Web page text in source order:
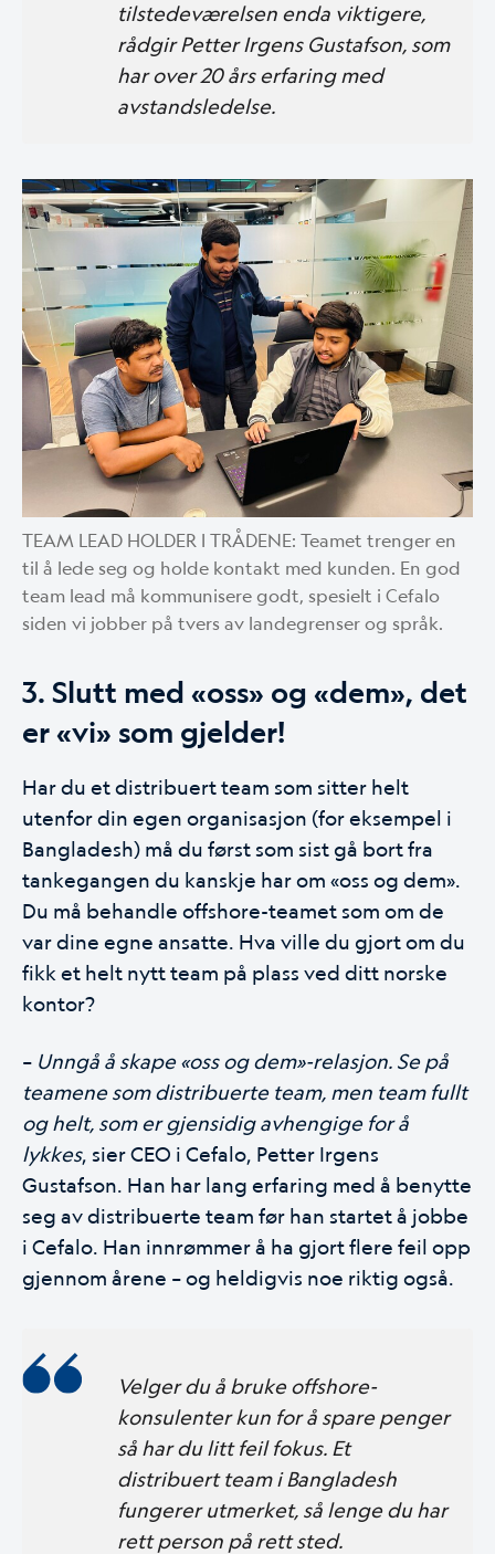
tilstedeværelsen enda viktigere,
rådgir Petter Irgens Gustafson, som
har over 20 års erfaring med
avstandsledelse.
TEAM LEAD HOLDER I TRÅDENE: Teamet trenger en
til å lede seg og holde kontakt med kunden. En god
team lead må kommunisere godt, spesielt i Cefalo
siden vi jobber på tvers av landegrenser og språk.
3. Slutt med «oss» og «dem», det
er «vi» som gjelder!
Har du et distribuert team som sitter helt
utenfor din egen organisasjon (for eksempel i
Bangladesh) må du først som sist gå bort fra
tankegangen du kanskje har om «oss og dem».
Du må behandle offshore-teamet som om de
var dine egne ansatte. Hva ville du gjort om du
fikk et helt nytt team på plass ved ditt norske
kontor?
– Unngå å skape «oss og dem»-relasjon. Se på
teamene som distribuerte team, men team fullt
og helt, som er gjensidig avhengige for å
lykkes, sier CEO i Cefalo, Petter Irgens
Gustafson. Han har lang erfaring med å benytte
seg av distribuerte team før han startet å jobbe
i Cefalo. Han innrømmer å ha gjort flere feil opp
gjennom årene – og heldigvis noe riktig også.
Velger du å bruke offshore-
konsulenter kun for å spare penger
så har du litt feil fokus. Et
distribuert team i Bangladesh
fungerer utmerket, så lenge du har
rett person på rett sted.